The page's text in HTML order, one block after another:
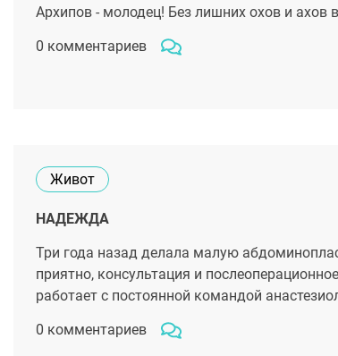
Архипов - молодец! Без лишних охов и ахов
0 комментариев
Живот
НАДЕЖДА
Три года назад делала малую
приятно, консультация и
работает с постоянной командой
0 комментариев